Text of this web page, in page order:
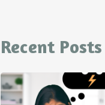
Recent Posts